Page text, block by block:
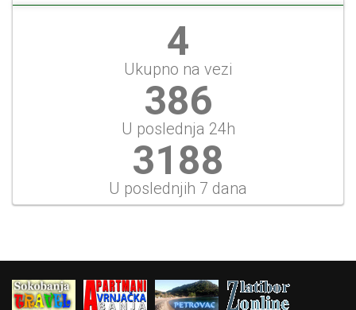
5
Ukupno na vezi
430
U poslednja 24h
3556
U poslednjih 7 dana